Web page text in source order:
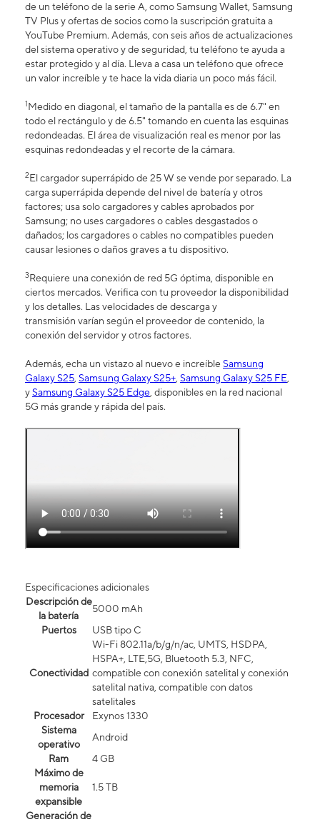
de un teléfono de la serie A, como Samsung Wallet, Samsung
TV Plus y ofertas de socios como la suscripción gratuita a
YouTube Premium. Además, con seis años de actualizaciones
del sistema operativo y de seguridad, tu teléfono te ayuda a
estar protegido y al día. Lleva a casa un teléfono que ofrece
un valor increíble y te hace la vida diaria un poco más fácil.
1Medido en diagonal, el tamaño de la pantalla es de 6.7" en
todo el rectángulo y de 6.5" tomando en cuenta las esquinas
redondeadas. El área de visualización real es menor por las
esquinas redondeadas y el recorte de la cámara.
2El cargador superrápido de 25 W se vende por separado. La
carga superrápida depende del nivel de batería y otros
factores; usa solo cargadores y cables aprobados por
Samsung; no uses cargadores o cables desgastados o
dañados; los cargadores o cables no compatibles pueden
causar lesiones o daños graves a tu dispositivo.
3Requiere una conexión de red 5G óptima, disponible en
ciertos mercados. Verifica con tu proveedor la disponibilidad
y los detalles. Las velocidades de descarga y
transmisión varían según el proveedor de contenido, la
conexión del servidor y otros factores.
Además, echa un vistazo al nuevo e increíble Samsung
Galaxy S25, Samsung Galaxy S25+, Samsung Galaxy S25 FE,
ySamsung Galaxy S25 Edge, disponibles en la red nacional
5G más grande y rápida del país.
Especificaciones adicionales
Descripción de
la batería
5000 mAh
Puertos
USB tipo C
Conectividad
Wi-Fi 802.11a/b/g/n/ac, UMTS, HSDPA,
HSPA+, LTE,5G, Bluetooth 5.3, NFC,
compatible con conexión satelital y conexión
satelital nativa, compatible con datos
satelitales
Procesador
Exynos 1330
Sistema
operativo
Android
Ram
4 GB
Máximo de
memoria
expansible
1.5 TB
Generación de